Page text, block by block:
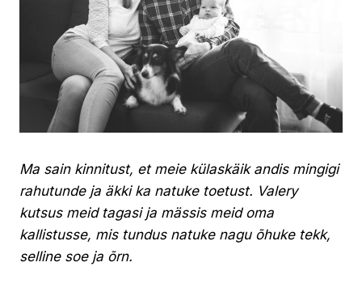
Ma sain kinnitust, et meie külaskäik andis mingigi
rahutunde ja äkki ka natuke toetust. Valery
kutsus meid tagasi ja mässis meid oma
kallistusse, mis tundus natuke nagu õhuke tekk,
selline soe ja õrn.